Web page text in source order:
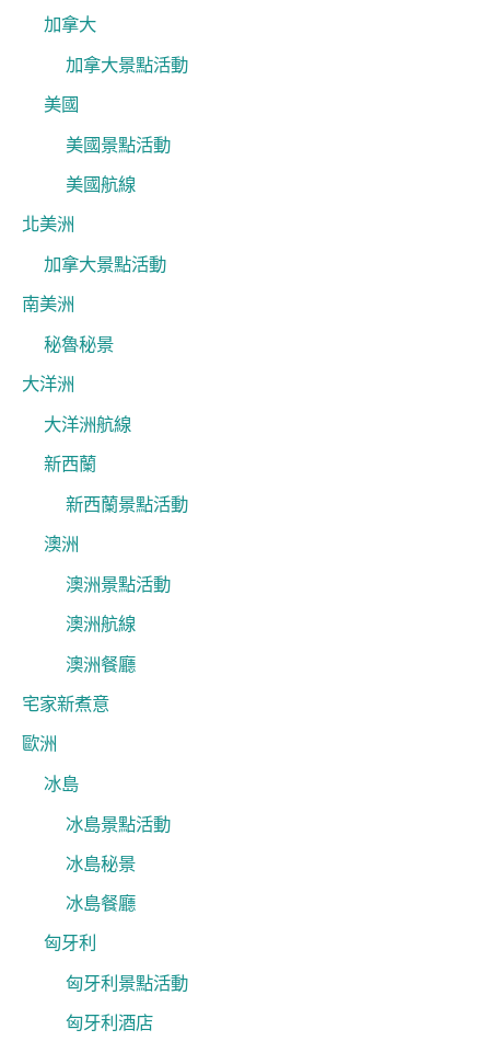
加拿大
加拿大景點活動
美國
美國景點活動
美國航線
北美洲
加拿大景點活動
南美洲
秘魯秘景
大洋洲
大洋洲航線
新西蘭
新西蘭景點活動
澳洲
澳洲景點活動
澳洲航線
澳洲餐廳
宅家新煮意
歐洲
冰島
冰島景點活動
冰島秘景
冰島餐廳
匈牙利
匈牙利景點活動
匈牙利酒店